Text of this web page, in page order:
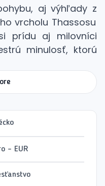
aj výhľady z
vrcholu Thassosu
prídu aj milovníci
minulosť, ktorú
- EUR